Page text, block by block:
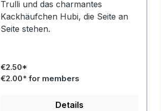
Trulli und das charmantes
Kackhäufchen Hubi, die Seite an
Seite stehen.
€2.50*
€2.00* for members
Details